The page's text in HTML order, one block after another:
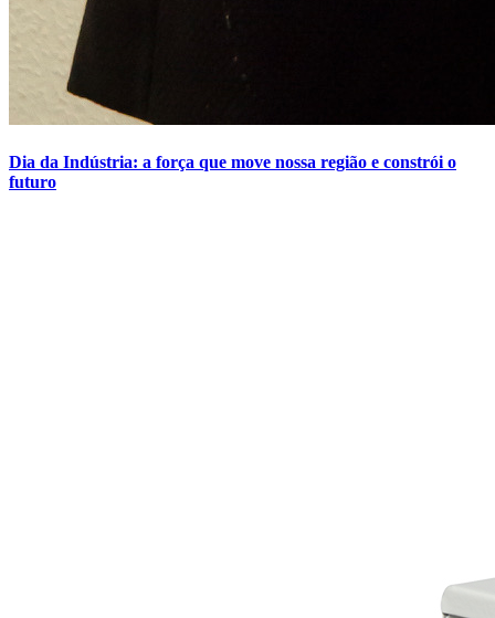
Dia da Indústria: a força que move nossa região e constrói o
futuro